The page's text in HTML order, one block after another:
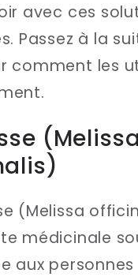
avec ces
Passez à la
comment les
(Melissa
(Melissa
médicinale
aux